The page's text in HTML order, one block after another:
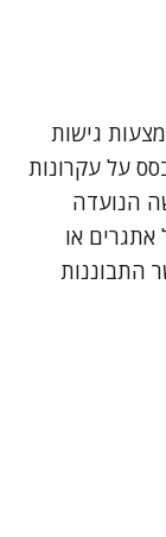
גישות
על עקרונות
הנועדה
או
התבוננות